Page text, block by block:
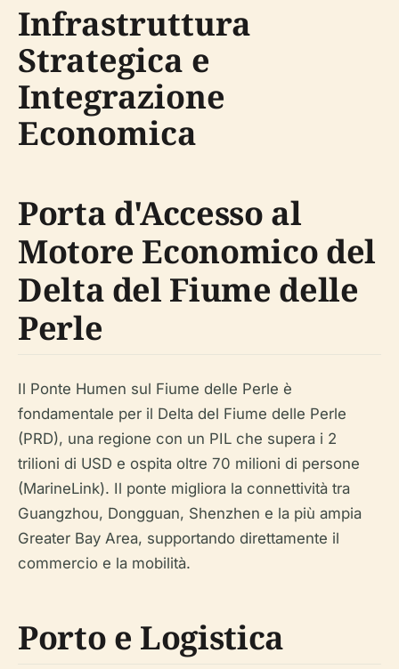
Infrastruttura
Strategica e
Integrazione
Economica
Porta d'Accesso al
Motore Economico del
Delta del Fiume delle
Perle
Il Ponte Humen sul Fiume delle Perle è
fondamentale per il Delta del Fiume delle Perle
(PRD), una regione con un PIL che supera i 2
trilioni di USD e ospita oltre 70 milioni di persone
(MarineLink). Il ponte migliora la connettività tra
Guangzhou, Dongguan, Shenzhen e la più ampia
Greater Bay Area, supportando direttamente il
commercio e la mobilità.
Porto e Logistica